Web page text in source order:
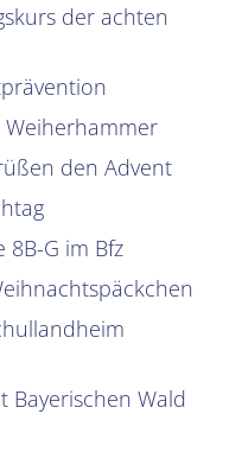
der achten
Weiherhammer
den Advent
8B-G im Bfz
Bayerischen Wald